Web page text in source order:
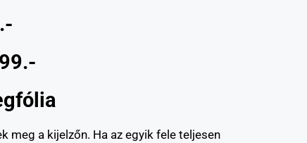
meg a kijelzőn. Ha az egyik fele teljesen